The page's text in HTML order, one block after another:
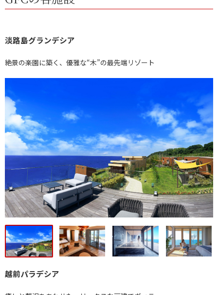
淡路島グランデシア
絶景の楽園に築く、優雅な“木”の最先端リゾート
越前パラデシア